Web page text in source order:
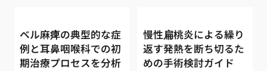
ベル麻痺の典型的な症
例と耳鼻咽喉科での初
期治療プロセスを分析
慢性扁桃炎による繰り
返す発熱を断ち切るた
めの手術検討ガイド